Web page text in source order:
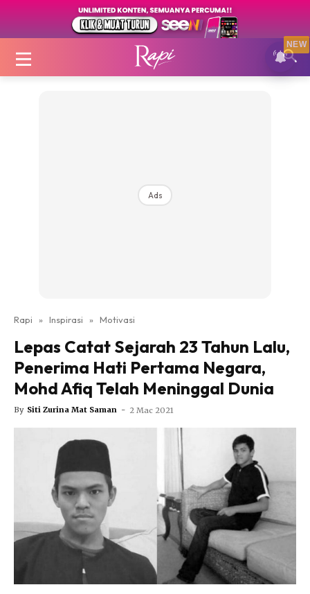
Login|Register
Nutrisi
Info COVID-19
Video
Fit Rapi
Ads
Rapi » Inspirasi » Motivasi
Lepas Catat Sejarah 23 Tahun Lalu,
Penerima Hati Pertama Negara,
Mohd Afiq Telah Meninggal Dunia
By Siti Zurina Mat Saman - 2 Mac 2021
NEW